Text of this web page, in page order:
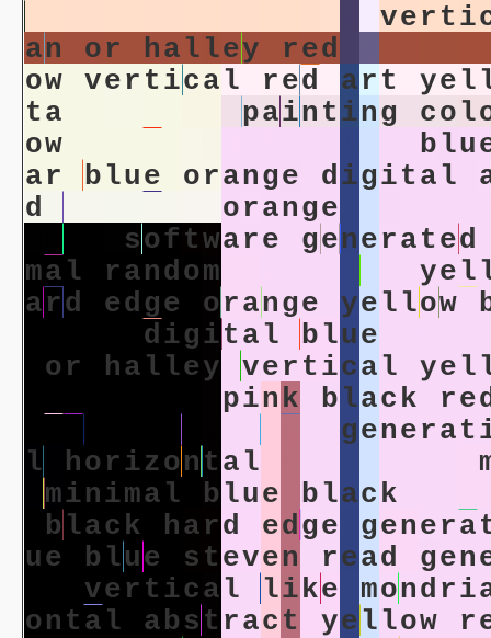
ver ti
an or ha l ley red
ow ver tical red ar t yel
ta pain ting col
ow blu
ar blue orange digital
d
orange
sof tware generated
ma l random yel
a rd ed ge o range yellow
digital blue
o r ha l ley ver tical yel
pin k b lac k re
generat
l
ho rizo n t al
minima l b lue blac k
b lac k ha rd edge genera
ue b lue s t even read gen
ve r t ical like mond ri
o n t a l ab s t rac t yellow r